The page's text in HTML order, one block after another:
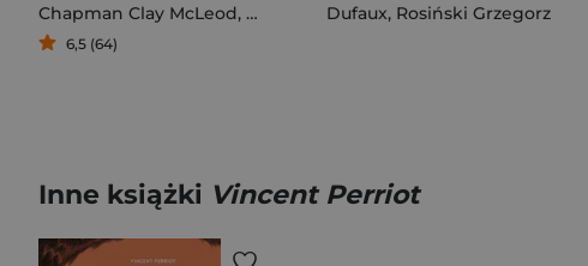
Chapman Clay McLeod, Amel Arash,Krieger Lee
6,5 (64)
Dufaux, Rosiński Grzegorz
Inne książki Vincent Perriot